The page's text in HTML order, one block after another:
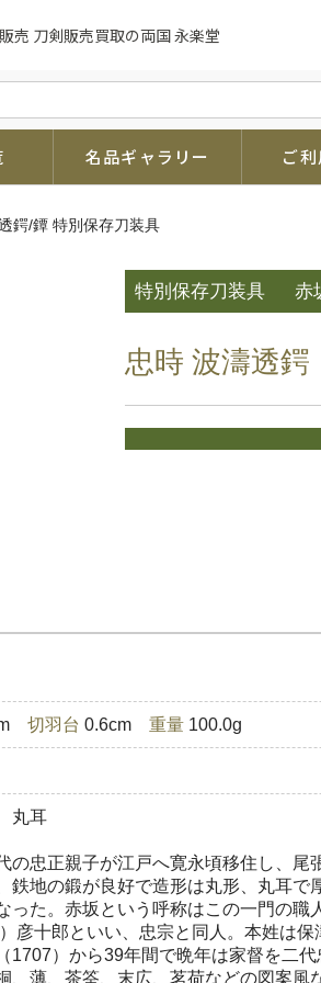
売 刀剣販売買取の両国 永楽堂
名品ギャラリー ご
鍔/鐔 特別保存刀装具
特別保存刀装具 赤
忠時 波濤透鍔
切羽台 0.6cm 重量100.0g
耳
の忠正親子が江戸へ寛永頃移住し、
鉄地の鍛が良好で造形は丸形、丸耳
った。赤坂という呼称はこの一門の
彦十郎といい、忠宗と同人。本姓は保
1707）から39年間で晩年は家督を二
、薄、茶筌、末広、茗荷などの図案風